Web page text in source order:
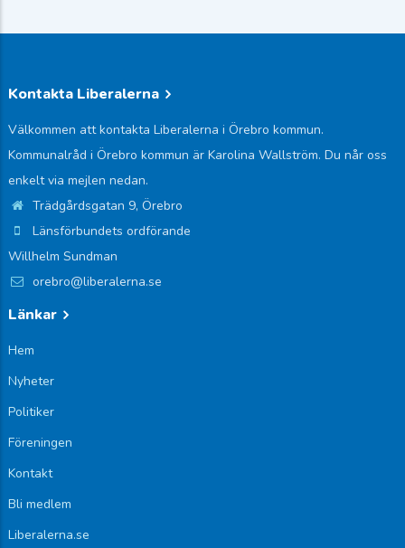
Kontakta Liberalerna
Välkommen att kontakta Liberalerna i Örebro kommun.
Kommunalråd i Örebro kommun är Karolina Wallström. Du når oss
enkelt via mejlen nedan.
Trädgårdsgatan 9, Örebro
Länsförbundets ordförande
Willhelm Sundman
orebro@liberalerna.se
Länkar
Hem
Nyheter
Politiker
Föreningen
Kontakt
Bli medlem
Liberalerna.se